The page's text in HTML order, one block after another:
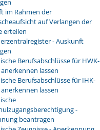
im Rahmen der
auf Verlangen der
erteilen
- Auskunft
Berufsabschlüsse für HWK-
lassen
Berufsabschlüsse für IHK-
lassen
-
beantragen